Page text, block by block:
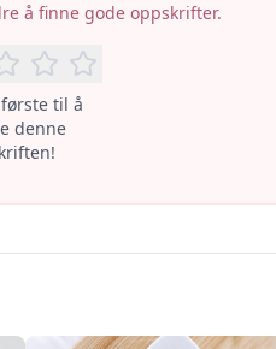
å finne gode oppskrifter.
til å
denne